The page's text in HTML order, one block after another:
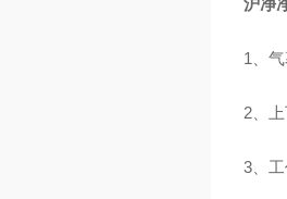
沪净
1、
2、
3、